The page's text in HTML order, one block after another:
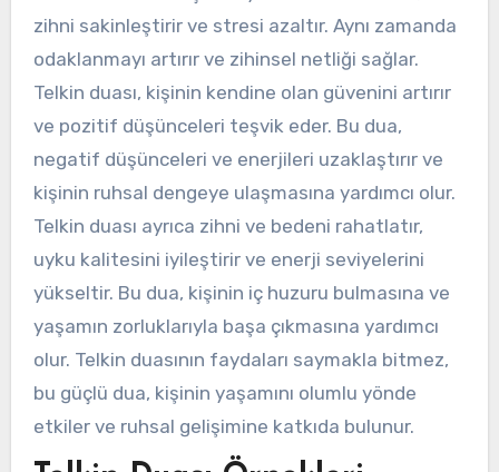
zihni sakinleştirir ve stresi azaltır. Aynı zamanda
odaklanmayı artırır ve zihinsel netliği sağlar.
Telkin duası, kişinin kendine olan güvenini artırır
ve pozitif düşünceleri teşvik eder. Bu dua,
negatif düşünceleri ve enerjileri uzaklaştırır ve
kişinin ruhsal dengeye ulaşmasına yardımcı olur.
Telkin duası ayrıca zihni ve bedeni rahatlatır,
uyku kalitesini iyileştirir ve enerji seviyelerini
yükseltir. Bu dua, kişinin iç huzuru bulmasına ve
yaşamın zorluklarıyla başa çıkmasına yardımcı
olur. Telkin duasının faydaları saymakla bitmez,
bu güçlü dua, kişinin yaşamını olumlu yönde
etkiler ve ruhsal gelişimine katkıda bulunur.